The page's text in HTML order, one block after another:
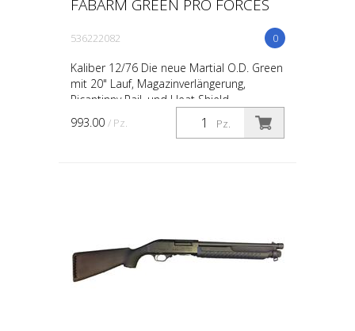
FABARM GREEN PRO FORCES
0
536222082
Kaliber 12/76 Die neue Martial O.D. Green
mit 20" Lauf, Magazinverlängerung,
Picantinny Rail, und Heat Shield.
Pz.
993.00 / Pz.